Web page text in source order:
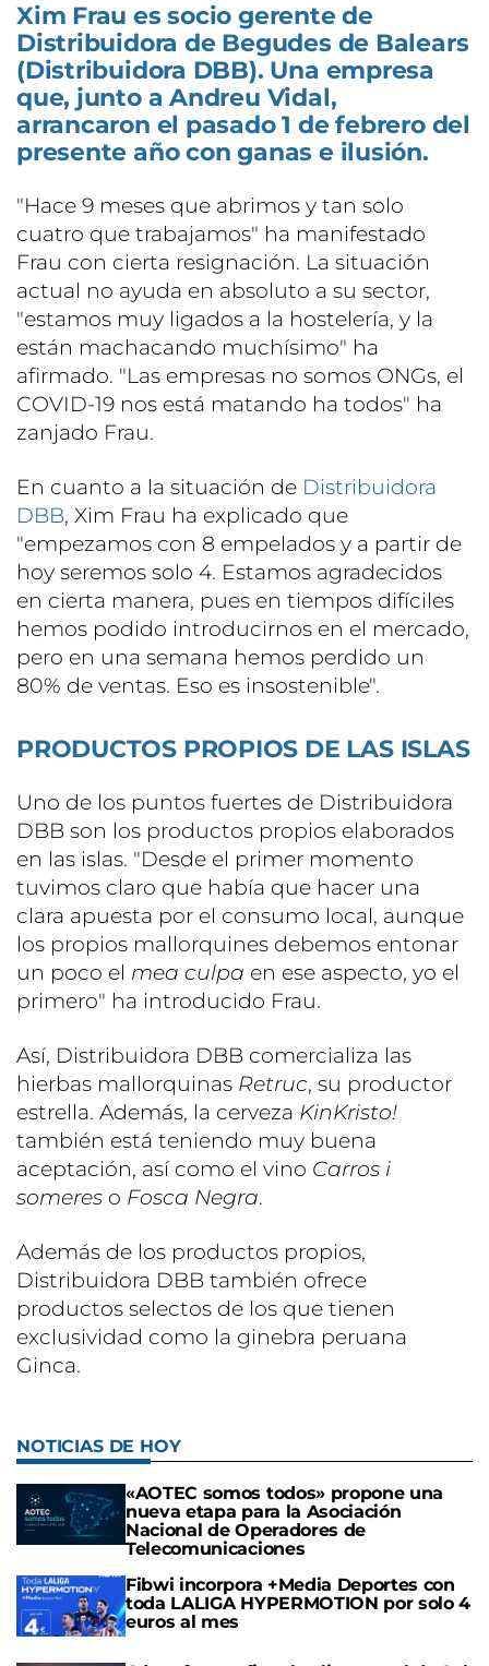
Xim Frau es socio gerente de
Distribuidora de Begudes de Balears
(Distribuidora DBB). Una empresa
que, junto a Andreu Vidal,
arrancaron el pasado 1 de febrero del
presente año con ganas e ilusión.
"Hace 9 meses que abrimos y tan solo
cuatro que trabajamos" ha manifestado
Frau con cierta resignación. La situación
actual no ayuda en absoluto a su sector,
"estamos muy ligados a la hostelería, y la
están machacando muchísimo" ha
afirmado. "Las empresas no somos ONGs, el
COVID-19 nos está matando ha todos" ha
zanjado Frau.
En cuanto a la situación de Distribuidora
DBB, Xim Frau ha explicado que
"empezamos con 8 empelados y a partir de
hoy seremos solo 4. Estamos agradecidos
en cierta manera, pues en tiempos difíciles
hemos podido introducirnos en el mercado,
pero en una semana hemos perdido un
80% de ventas. Eso es insostenible".
PRODUCTOS PROPIOS DE LAS ISLAS
Uno de los puntos fuertes de Distribuidora
DBB son los productos propios elaborados
en las islas. "Desde el primer momento
tuvimos claro que había que hacer una
clara apuesta por el consumo local, aunque
los propios mallorquines debemos entonar
un poco el mea culpa en ese aspecto, yo el
primero" ha introducido Frau.
Así, Distribuidora DBB comercializa las
hierbas mallorquinas Retruc, su productor
estrella. Además, la cerveza KinKristo!
también está teniendo muy buena
aceptación, así como el vino Carros i
someres o Fosca Negra.
Además de los productos propios,
Distribuidora DBB también ofrece
productos selectos de los que tienen
exclusividad como la ginebra peruana
Ginca.
NOTICIAS DE HOY
«AOTEC somos todos» propone una
nueva etapa para la Asociación
Nacional de Operadores de
Telecomunicaciones
Fibwi incorpora +Media Deportes con
toda LALIGA HYPERMOTION por solo 4
euros al mes